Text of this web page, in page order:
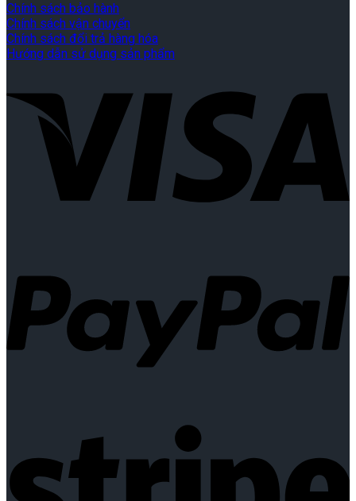
Chính sách bảo hành
Chính sách vận chuyển
Chính sách đổi trả hàng hóa
Hướng dẫn sử dụng sản phẩm